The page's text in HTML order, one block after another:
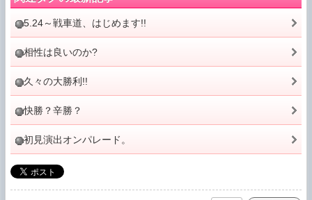
5.24～戦車道、はじめます!!
相性は良いのか?
久々の大勝利!!
快勝？辛勝？
初見演出オンパレード。